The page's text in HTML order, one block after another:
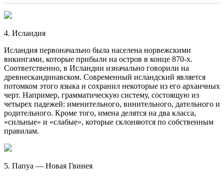
4. Исландия
Исландия первоначально была населена норвежскими
викингами, которые прибыли на остров в конце 870-х.
Соответственно, в Исландии изначально говорили на
древнескандинавском. Современный исландский является
потомком этого языка и сохранил некоторые из его архаичных
черт. Например, грамматическую систему, состоящую из
четырех падежей: именительного, винительного, дательного и
родительного. Кроме того, имена делятся на два класса,
«сильные» и «слабые», которые склоняются по собственным
правилам.
5. Папуа — Новая Гвинея